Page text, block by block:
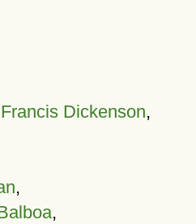
Dickenson,
,
,